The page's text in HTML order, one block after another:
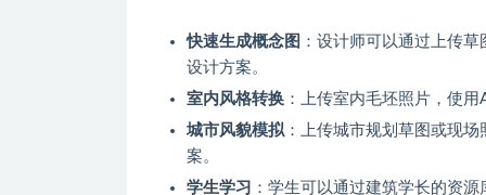
快速生成概念图 ：设计师可以通过上传
设计方案。
室内风格转换 ：上传室内毛坯照片，使
城市风貌模拟 ：上传城市规划草图或现
案。
学生学习 ：学生可以通过建筑学长的资